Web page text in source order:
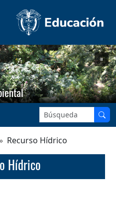
Buscar en el sitio:
Recurso Hídrico
Hídrico